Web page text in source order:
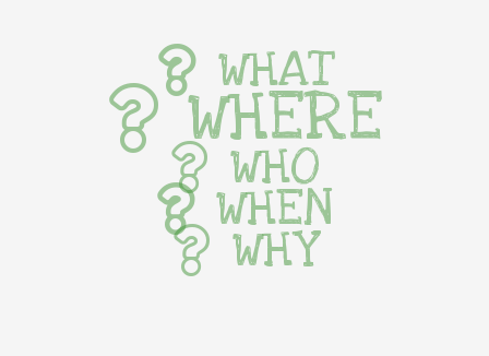
WHAT
WHERE
WHO
WHEN
WHY